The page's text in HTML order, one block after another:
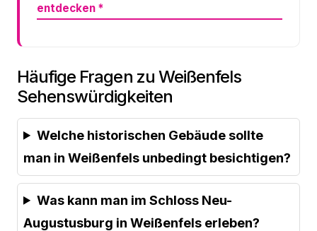
entdecken *
Häufige Fragen zu Weißenfels
Sehenswürdigkeiten
Welche historischen Gebäude sollte
man in Weißenfels unbedingt besichtigen?
Was kann man im Schloss Neu-
Augustusburg in Weißenfels erleben?